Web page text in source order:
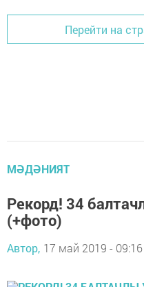
Перейти на
МӘДӘНИЯТ
Рекорд! 34
(+фото)
Автор, 17 май 2019 - 09:16